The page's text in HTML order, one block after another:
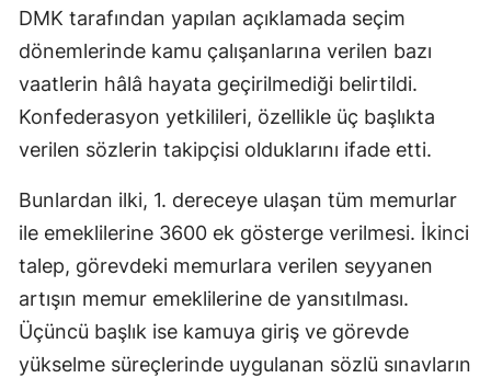
DMK tarafından yapılan açıklamada seçim
dönemlerinde kamu çalışanlarına verilen bazı
vaatlerin hâlâ hayata geçirilmediği belirtildi.
Konfederasyon yetkilileri, özellikle üç başlıkta
verilen sözlerin takipçisi olduklarını ifade etti.
Bunlardan ilki, 1. dereceye ulaşan tüm memurlar
ile emeklilerine 3600 ek gösterge verilmesi. İkinci
talep, görevdeki memurlara verilen seyyanen
artışın memur emeklilerine de yansıtılması.
Üçüncü başlık ise kamuya giriş ve görevde
yükselme süreçlerinde uygulanan sözlü sınavların